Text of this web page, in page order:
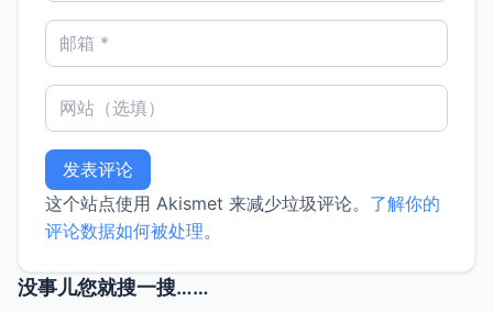
这个站点使用 Akismet 来减少垃圾评论。 了解你的
评论数据如何被处理。
没事儿您就搜一搜……